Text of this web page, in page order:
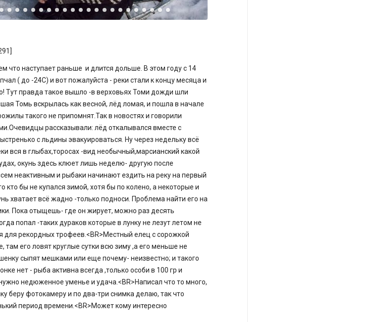
что наступает раньше и длится дольше. В этом году с 14
( до -24С) и вот пожалуйста - реки стали к концу месяца и
Тут правда такое вышло -в верховьях Томи дожди шли
Томь вскрылась как весной, лёд ломая, и пошла в начале
такого не припомнят.Так в новостях и говорили
рассказывали: лёд откалывался вместе с
с льдины эвакуироваться. Ну через недельку всё
вся в глыбах,торосах -вид необычный,марсианский какой
окунь здесь клюет лишь неделю- другую после
неактивным и рыбаки начинают ездить на реку на первый
кто бы не купался зимой, хотя бы по колено, а некоторые и
хватает всё жадно -только подноси. Проблема найти его на
Пока отыщешь- где он жирует, можно раз десять
попал -таких дураков которые в лунку не лезут летом не
для рекордных трофеев.<BR>Местный елец с сорожкой
там его ловят круглые сутки всю зиму ,а его меньше не
сыпят мешками или еще почему- неизвестно; и такого
нет - рыба активна всегда ,только особи в 100 гр и
недюженное уменье и удача.<BR>Написал что то много,
беру фотокамеру и по два-три снимка делаю, так что
период времени.<BR>Может кому интересно